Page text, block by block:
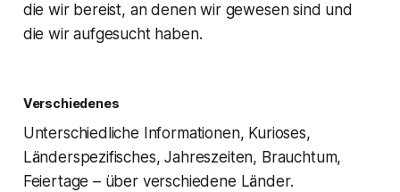
die wir bereist, an denen wir gewesen sind und
die wir aufgesucht haben.
Verschiedenes
Unterschiedliche Informationen, Kurioses,
Länderspezifisches, Jahreszeiten, Brauchtum,
Feiertage – über verschiedene Länder.